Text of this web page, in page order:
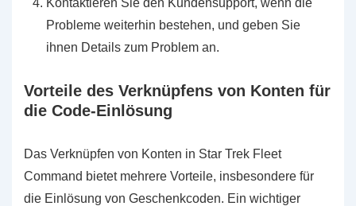
Probleme weiterhin bestehen, und geben Sie
ihnen Details zum Problem an.
Vorteile des Verknüpfens von Konten für
die Code-Einlösung
Das Verknüpfen von Konten in Star Trek Fleet
Command bietet mehrere Vorteile, insbesondere für
die Einlösung von Geschenkcoden. Ein wichtiger